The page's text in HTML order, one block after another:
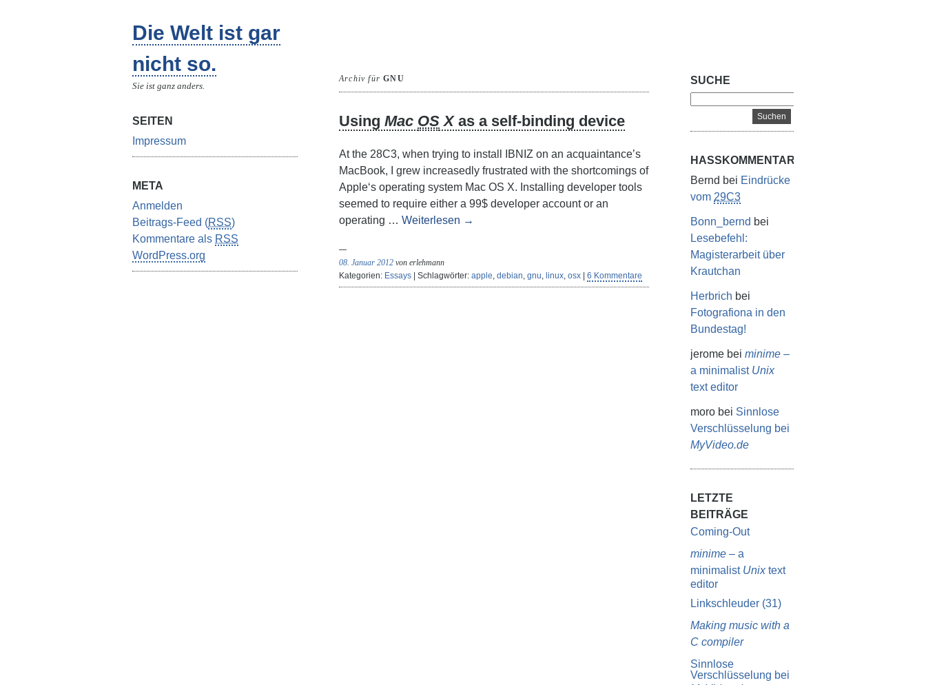
Die Welt ist gar
nicht so.
Sie ist ganz anders.
SEITEN
Impressum
META
Anmelden
Beitrags-Feed (RSS)
Kommentare als RSS
WordPress.org
Archiv fürGNU
Using Mac OS Xas a self-binding device
At the 28C3, when trying to install IBNIZ on an acquaintance’s
MacBook, I grew increasedly frustrated with the shortcomings of
Apple‘s operating system Mac OS X. Installing developer tools
seemed to require either a 99$ developer account or an
operating … Weiterlesen →
08. Januar 2012 von erlehmann
Kategorien: Essays | Schlagwörter: apple, debian, gnu, linux, osx 6 Kommentare
SUCHE
HASSKOMMENTARE
Bernd bei Eindrücke
vom 29C3
Bonn_bernd bei
Lesebefehl:
Magisterarbeit über
Krautchan
Herbrich bei
Fotografiona in den
Bundestag!
jerome beiminime –
a minimalist Unix
text editor
moro bei Sinnlose
Verschlüsselung bei
MyVideo.de
LETZTE
BEITRÄGE
Coming-Out
minime – a
minimalist Unixtext
editor
Linkschleuder (31)
Making music with a
C compiler
Sinnlose
Verschlüsselung bei